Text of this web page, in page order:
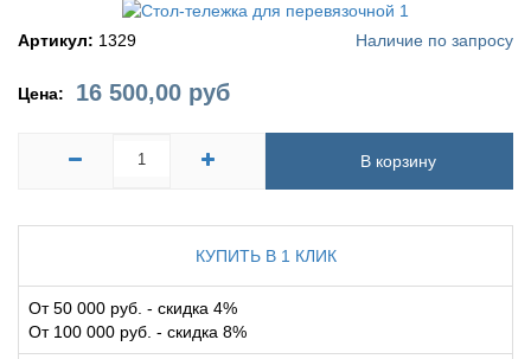
Артикул: 1329 Наличие по запросу
Цена: 16 500,00 руб
В корзину
КУПИТЬ В 1 КЛИК
От 50 000 руб. - скидка 4%
От 100 000 руб. - скидка 8%